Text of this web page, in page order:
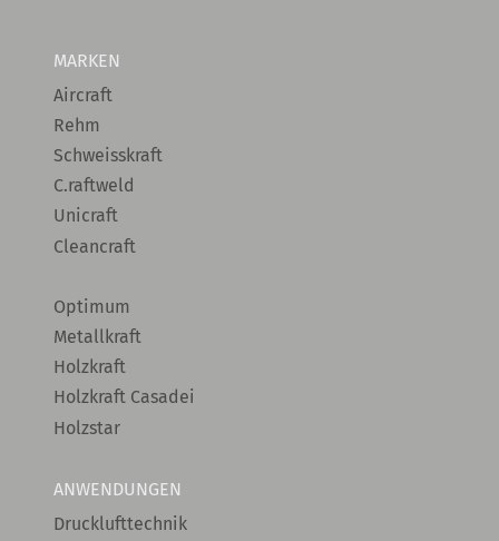
MARKEN
Aircraft
Rehm
Schweisskraft
C.raftweld
Unicraft
Cleancraft
Optimum
Metallkraft
Holzkraft
Holzkraft Casadei
Holzstar
ANWENDUNGEN
Drucklufttechnik